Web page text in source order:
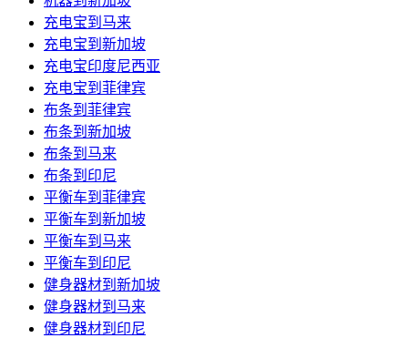
充电宝到马来
充电宝到新加坡
充电宝印度尼西亚
充电宝到菲律宾
布条到菲律宾
布条到新加坡
布条到马来
布条到印尼
平衡车到菲律宾
平衡车到新加坡
平衡车到马来
平衡车到印尼
健身器材到新加坡
健身器材到马来
健身器材到印尼